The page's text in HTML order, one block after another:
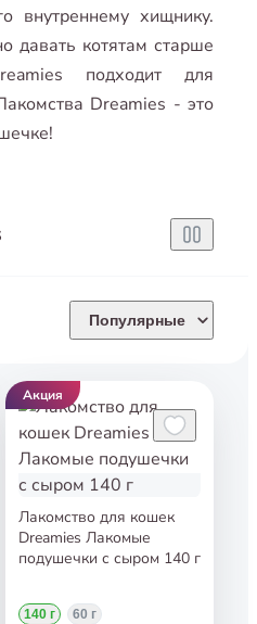
внутреннему хищнику.
давать котятам старше
подходит для
Dreamies - это
Популярные
Акция
Лакомство для кошек
Dreamies Лакомые
подушечки с сыром 140 г
140 г 60 г